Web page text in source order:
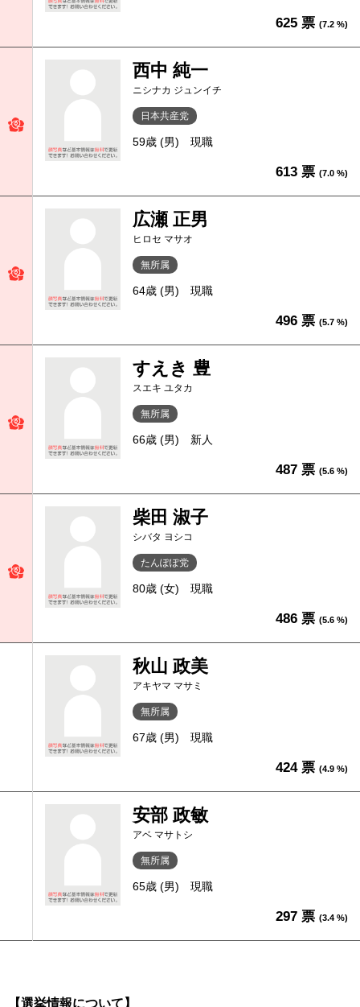
625 票 (7.2 %)
西中 純一
ニシナカ ジュンイチ
日本共産党
59歳 (男) 現職
613 票 (7.0 %)
広瀬 正男
ヒロセ マサオ
無所属
64歳 (男) 現職
496 票 (5.7 %)
すえき 豊
スエキ ユタカ
無所属
66歳 (男) 新人
487 票 (5.6 %)
柴田 淑子
シバタ ヨシコ
たんぽぽ党
80歳 (女) 現職
486 票 (5.6 %)
秋山 政美
アキヤマ マサミ
無所属
67歳 (男) 現職
424 票 (4.9 %)
安部 政敏
アベ マサトシ
無所属
65歳 (男) 現職
297 票 (3.4 %)
【選挙情報について】